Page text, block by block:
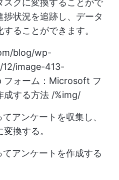
スクに変換することがで
状況を追跡し、データ
ることができます。
blog/wp-
image-413-
フォーム：Microsoft フ
成する方法 /%img/
アンケートを収集し、
換する。
アンケートを作成する